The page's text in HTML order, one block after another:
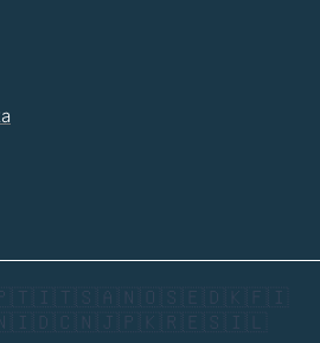
🇮🇹 🇸🇦 🇳🇴 🇸🇪 🇩🇰 🇫🇮
🇮🇩 🇨🇳 🇯🇵 🇰🇷 🇪🇸 🇮🇱